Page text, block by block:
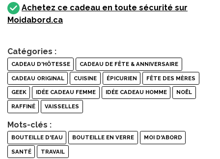
Achetez ce cadeau en toute sécurité sur
Moidabord.ca
Catégories :
CADEAU D'HÔTESSE CADEAU DE FÊTE & ANNIVERSAIRE
CADEAU ORIGINAL CUISINE ÉPICURIEN FÊTE DES MÈRES
GEEK IDÉE CADEAU FEMME IDÉE CADEAU HOMME NOËL
RAFFINÉ VAISSELLES
Mots-clés :
BOUTEILLE D'EAU BOUTEILLE EN VERRE MOI D'ABORD
SANTÉ TRAVAIL